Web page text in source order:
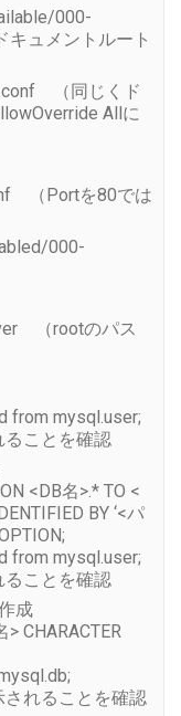
000-
ュメントルート
（同じくド
Allに
（Portを80では
000-
（rootのパス
from mysql.user;
ることを確認
<DB名>.* TO <
BY ‘<パ
from mysql.user;
ることを確認
成
> CHARACTER
れることを確認